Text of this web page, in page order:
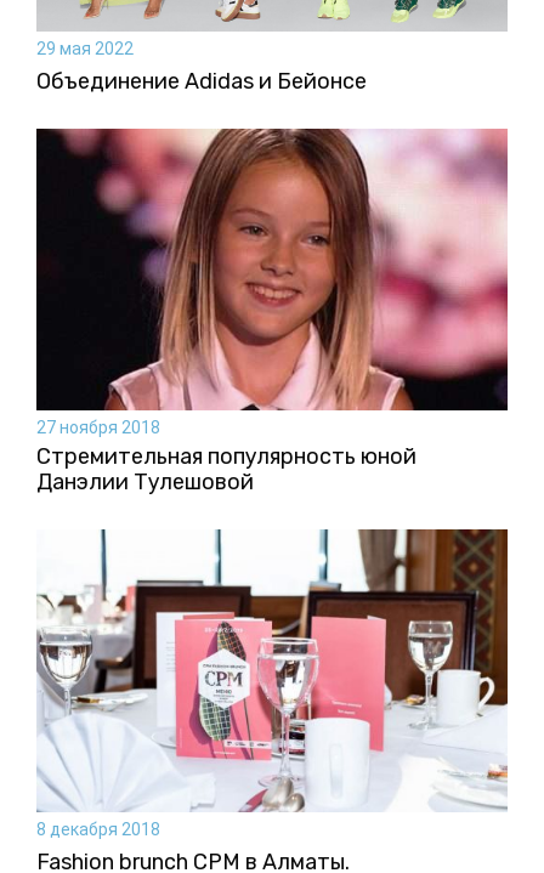
29 мая 2022
Объединение Adidas и Бейонсе
27 ноября 2018
Стремительная популярность юной
Данэлии Тулешовой
8 декабря 2018
Fashion brunch CPM в Алматы.